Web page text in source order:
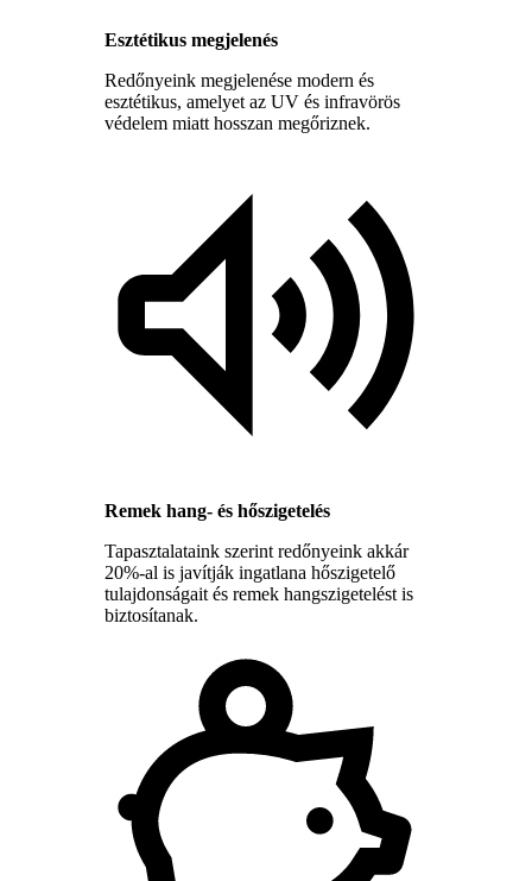
Esztétikus megjelenés
Redőnyeink megjelenése modern és
esztétikus, amelyet az UV és infravörös
védelem miatt hosszan megőriznek.
Remek hang- és hőszigetelés
Tapasztalataink szerint redőnyeink akkár
20%-al is javítják ingatlana hőszigetelő
tulajdonságait és remek hangszigetelést is
biztosítanak.